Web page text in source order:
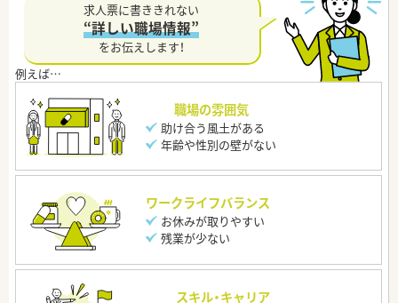
求人票に書ききれない
“詳しい職場情報”
をお伝えします！
職場の雰囲気
助け合う風土がある
年齢や性別の壁がない
ワークライフバランス
お休みが取りやすい
残業が少ない
スキル・キャリア